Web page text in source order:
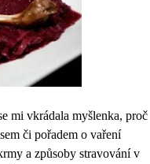
mi vkrádala myšlenka, proč
či pořadem o vaření
a způsoby stravování v